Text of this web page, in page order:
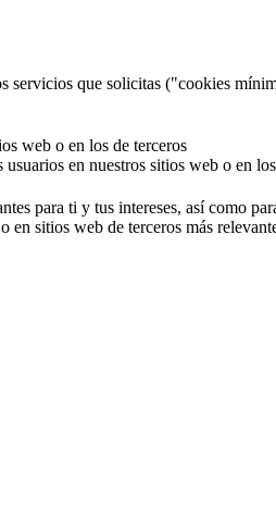
servicios que solicitas ("cookies
web o en los de terceros
en nuestros sitios web o en
para ti y tus intereses, así como
sitios web de terceros más